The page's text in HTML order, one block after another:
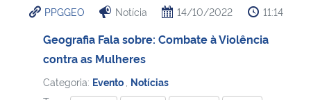
Ministério da Cidadania
Ministério da Saúde
Ministério de Minas e Energia
PPGGEO Notícia 14/10/2022 11:14
Geografia Fala sobre: Combate à Violência
contra as Mulheres
Categoria: Evento Notícias